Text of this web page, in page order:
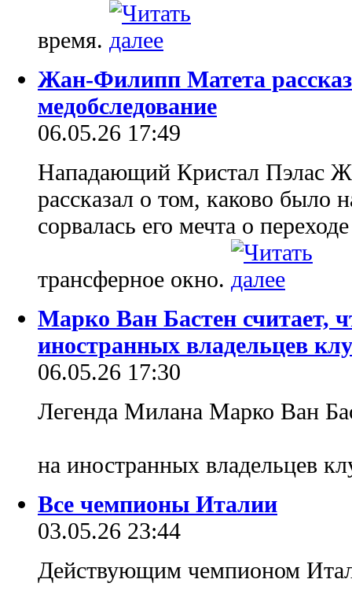
время.
Жан-Филипп Матета
медобследование
06.05.26 17:49
Нападающий Кристал Пэлас
рассказал о том, каково было
сорвалась его мечта о
трансферное окно.
Марко Ван Бастен считает,
иностранных владельцев
06.05.26 17:30
Легенда Милана Марко Ван
на иностранных владельцев
Все чемпионы Италии
03.05.26 23:44
Действующим чемпионом